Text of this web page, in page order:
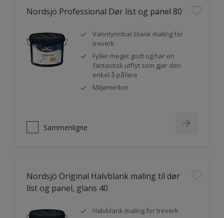
Nordsjö Professional Dør list og panel 80
Vanntynnbar blank maling for
treverk
Fyller meget godt og har en
fantastisk utflyt som gjør den
enkel å påføre
Miljømerket
Sammenligne
Nordsjö Original Halvblank maling til dør
list og panel, glans 40
Halvblank maling for treverk